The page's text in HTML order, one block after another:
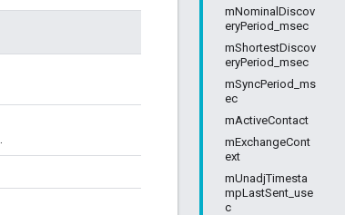
mNominalDiscov
eryPeriod_msec
mShortestDiscov
eryPeriod_msec
mSyncPeriod_ms
ec
mActiveContact
mExchangeCont
ext
mUnadjTimesta
mpLastSent_use
c